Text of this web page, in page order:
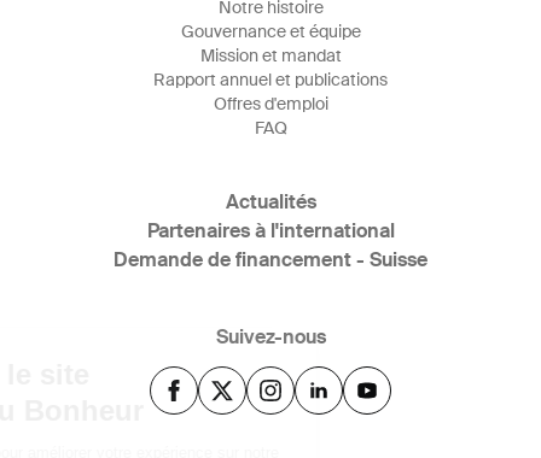
Notre histoire
Gouvernance et équipe
Mission et mandat
Rapport annuel et publications
Offres d'emploi
FAQ
Actualités
Partenaires à l'international
Demande de financement - Suisse
Suivez-nous